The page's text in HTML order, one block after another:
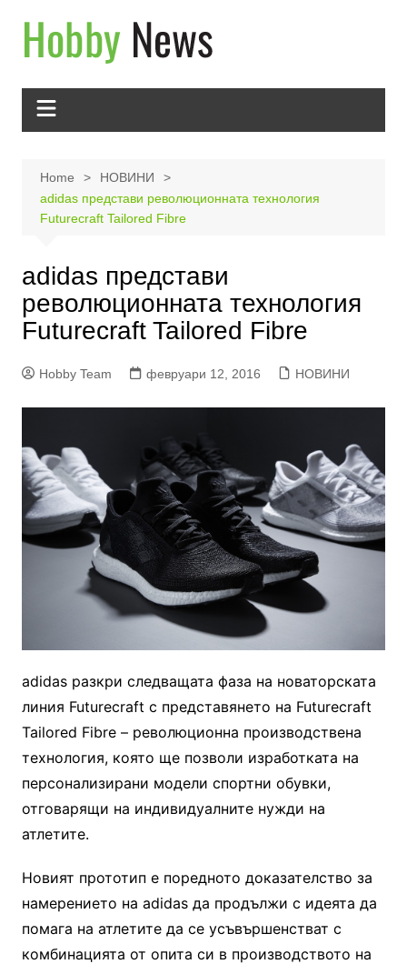
content
Home
НОВИНИ
adidas представи революционната технология
Futurecraft Tailored Fibre
adidas представи
революционната технология
Futurecraft Tailored Fibre
Hobby Team февруари 12, 2016 НОВИНИ
adidas разкри следващата фаза на новаторската
линия Futurecraft с представянето на Futurecraft
Tailored Fibre – революционна производствена
технология, която ще позволи изработката на
персонализирани модели спортни обувки,
отговарящи на индивидуалните нужди на
атлетите.
Новият прототип е поредното доказателство за
намерението на adidas да продължи с идеята да
помага на атлетите да се усъвършенстват с
комбинацията от опита си в производството на